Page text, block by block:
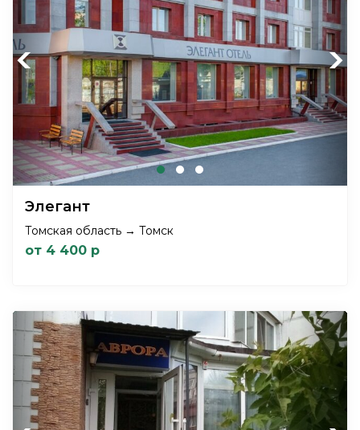
Previous Next
Элегант
Томская область → Томск
от 4 400 р